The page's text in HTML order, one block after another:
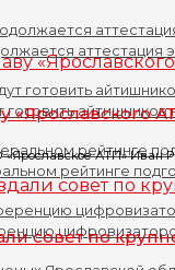
аттестация
айтишников
рейтинге
«Ярославского
АТП» Иван
совет по